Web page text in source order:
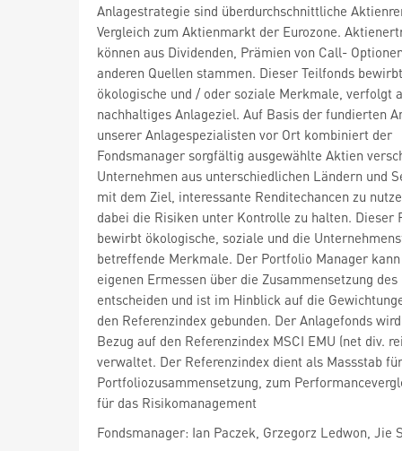
Anlagestrategie sind überdurchschnittliche
Vergleich zum Aktienmarkt der Eurozone.
können aus Dividenden, Prämien von Call-
anderen Quellen stammen. Dieser Teilfonds bewirbt
ökologische und / oder soziale Merkmale, verfolgt
nachhaltiges Anlageziel. Auf Basis der fundierten
unserer Anlagespezialisten vor Ort kombiniert der
Fondsmanager sorgfältig ausgewählte Aktien
Unternehmen aus unterschiedlichen Ländern und
mit dem Ziel, interessante Renditechancen zu
dabei die Risiken unter Kontrolle zu halten. Dieser
bewirbt ökologische, soziale und die
betreffende Merkmale. Der Portfolio Manager
eigenen Ermessen über die Zusammensetzung
entscheiden und ist im Hinblick auf die
den Referenzindex gebunden. Der Anlagefonds
Bezug auf den Referenzindex MSCI EMU (net div.
verwaltet. Der Referenzindex dient als Massstab
Portfoliozusammensetzung, zum
für das Risikomanagement
Fondsmanager: Ian Paczek, Grzegorz Ledwon, Jie